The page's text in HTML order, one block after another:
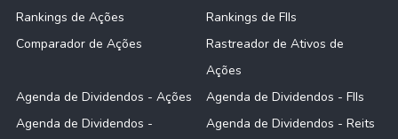
Rankings de Ações
Rankings de FIIs
Comparador de Ações
Rastreador de Ativos de
Ações
Agenda de Dividendos - Ações
Agenda de Dividendos - FIIs
Agenda de Dividendos -
Agenda de Dividendos - Reits